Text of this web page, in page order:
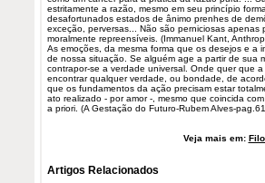
estritamente a razão, mesmo em seu princípio
desafortunados estados de ânimo prenhes de
exceção, perversas... Não são perniciosas apenas
moralmente repreensíveis. (Immanuel Kant,
As emoções, da mesma forma que os desejos e a
de nossa situação. Se alguém age a partir de sua
contrapor-se a verdade universal. Onde quer que
encontrar qualquer verdade, ou bondade, de
que os fundamentos da ação precisam estar
ato realizado - por amor -, mesmo que coincida
a priori. (A Gestação do Futuro-Rubem Alves-
Veja mais em:
Artigos Relacionados